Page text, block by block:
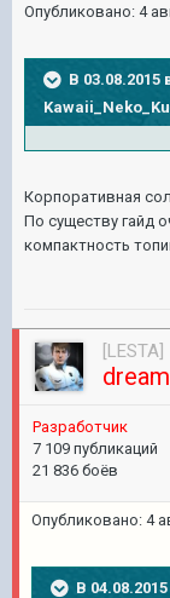
Опубликовано: 4
В 03.08.2015
Корпоративная
По существу гайд
компактность
[LESTA]
Разработчик
7 109 публикаций
21 836 боёв
Опубликовано: 4
В